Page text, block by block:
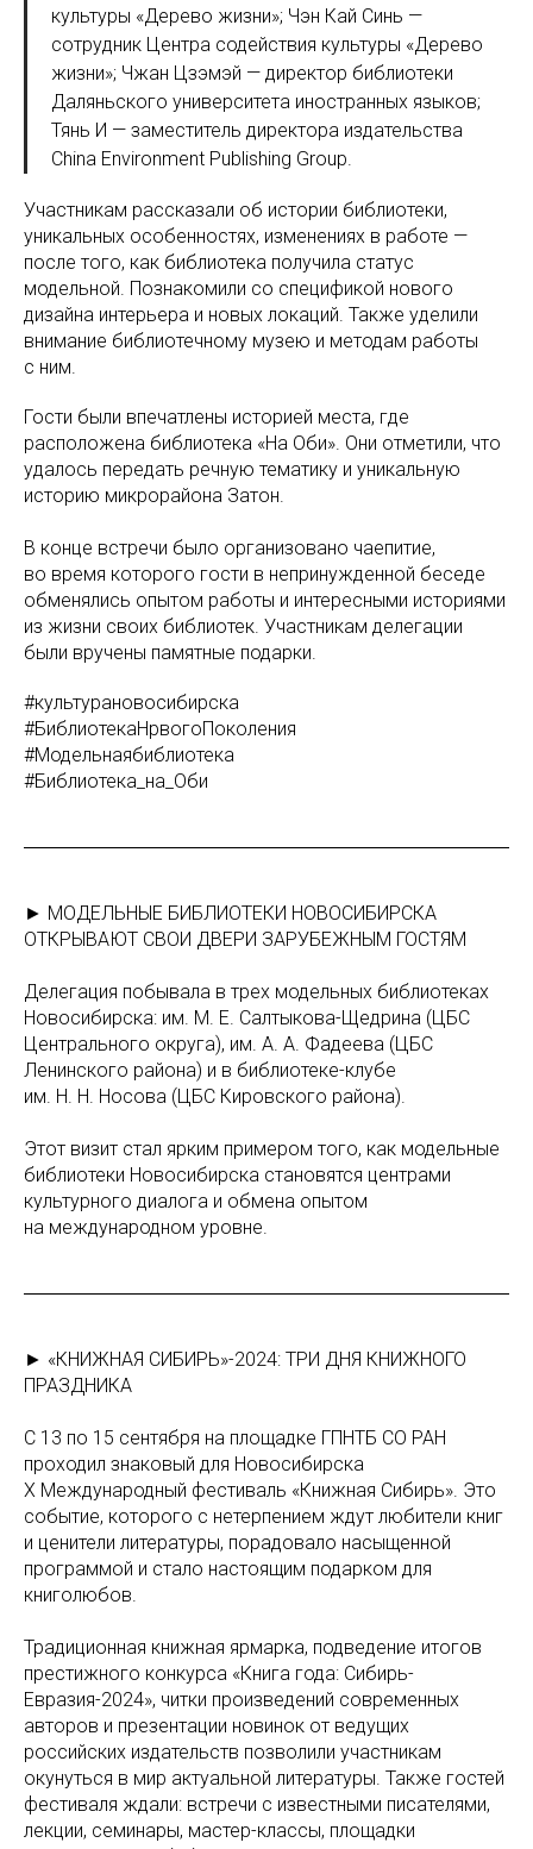
культуры «Дерево жизни»; Чэн Кай Синь —
сотрудник Центра содействия культуры «Дерево
жизни»; Чжан Цзэмэй — директор библиотеки
Даляньского университета иностранных языков;
Тянь И — заместитель директора издательства
China Environment Publishing Group.
Участникам рассказали об истории библиотеки,
уникальных особенностях, изменениях в работе —
после того, как библиотека получила статус
модельной. Познакомили со спецификой нового
дизайна интерьера и новых локаций. Также уделили
внимание библиотечному музею и методам работы
с ним.
Гости были впечатлены историей места, где
расположена библиотека «На Оби». Они отметили, что
удалось передать речную тематику и уникальную
историю микрорайона Затон.
В конце встречи было организовано чаепитие,
во время которого гости в непринужденной беседе
обменялись опытом работы и интересными историями
из жизни своих библиотек. Участникам делегации
были вручены памятные подарки.
#культурановосибирска
#БиблиотекаНрвогоПоколения
#Модельнаябиблиотека
#Библиотека_на_Оби
► МОДЕЛЬНЫЕ БИБЛИОТЕКИ НОВОСИБИРСКА
ОТКРЫВАЮТ СВОИ ДВЕРИ ЗАРУБЕЖНЫМ ГОСТЯМ
Делегация побывала в трех модельных библиотеках
Новосибирска: им. М. Е. Салтыкова-Щедрина (ЦБС
Центрального округа), им. А. А. Фадеева (ЦБС
Ленинского района) и в библиотеке-клубе
им. Н. Н. Носова (ЦБС Кировского района).
Этот визит стал ярким примером того, как модельные
библиотеки Новосибирска становятся центрами
культурного диалога и обмена опытом
на международном уровне.
► «КНИЖНАЯ СИБИРЬ»-2024: ТРИ ДНЯ КНИЖНОГО
ПРАЗДНИКА
С 13 по 15 сентября на площадке ГПНТБ СО РАН
проходил знаковый для Новосибирска
Х Международный фестиваль «Книжная Сибирь». Это
событие, которого с нетерпением ждут любители книг
и ценители литературы, порадовало насыщенной
программой и стало настоящим подарком для
книголюбов.
Традиционная книжная ярмарка, подведение итогов
престижного конкурса «Книга года: Сибирь-
Евразия-2024», читки произведений современных
авторов и презентации новинок от ведущих
российских издательств позволили участникам
окунуться в мир актуальной литературы. Также гостей
фестиваля ждали: встречи с известными писателями,
лекции, семинары, мастер-классы, площадки